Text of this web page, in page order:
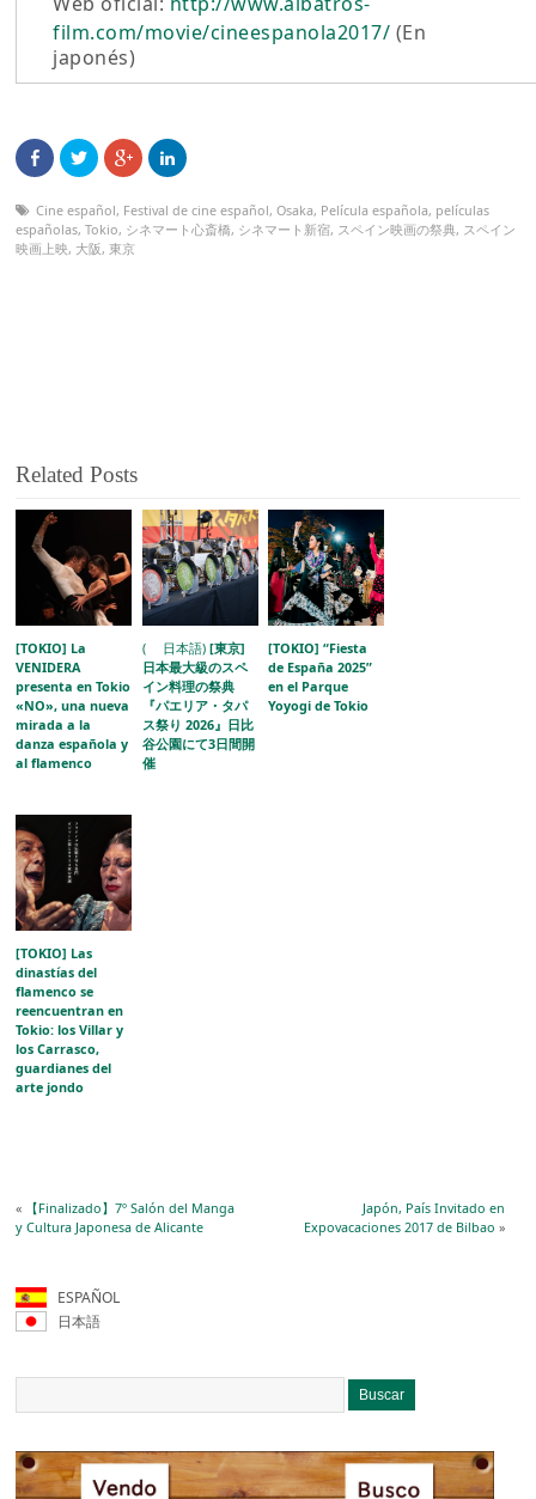
film.com/movie/cineespanola2017/ (En
japonés)
Cine español, Festival de cine español,Osaka, Película española, películas
españolas,Tokio, シネマート心斎橋, シネマート新宿, スペイン映画の祭典, スペイン
映画上映, 大阪,東京
Related Posts
[TOKIO] La
VENIDERA
presenta en Tokio
«NO», una nueva
mirada a la
danza española y
al flamenco
( 日本語) [東京]
日本最大級のスペ
イン料理の祭典
『パエリア・タパ
ス祭り 2026』日比
谷公園にて3日間開
催
[TOKIO] “Fiesta
de España 2025”
en el Parque
Yoyogi de Tokio
[TOKIO] Las
dinastías del
flamenco se
reencuentran en
Tokio: los Villar y
los Carrasco,
guardianes del
arte jondo
« 【Finalizado】7º Salón del Manga
y Cultura Japonesa de Alicante
Japón, País Invitado en
Expovacaciones 2017 de Bilbao »
ESPAÑOL
日本語